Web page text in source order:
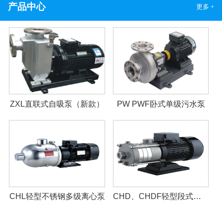
产品中心 更多 +
ZXL直联式自吸泵（新款） PW PWF卧式单级污水泵
CHL轻型不锈钢多级离心泵 CHD、CHDF轻型段式多级离心泵